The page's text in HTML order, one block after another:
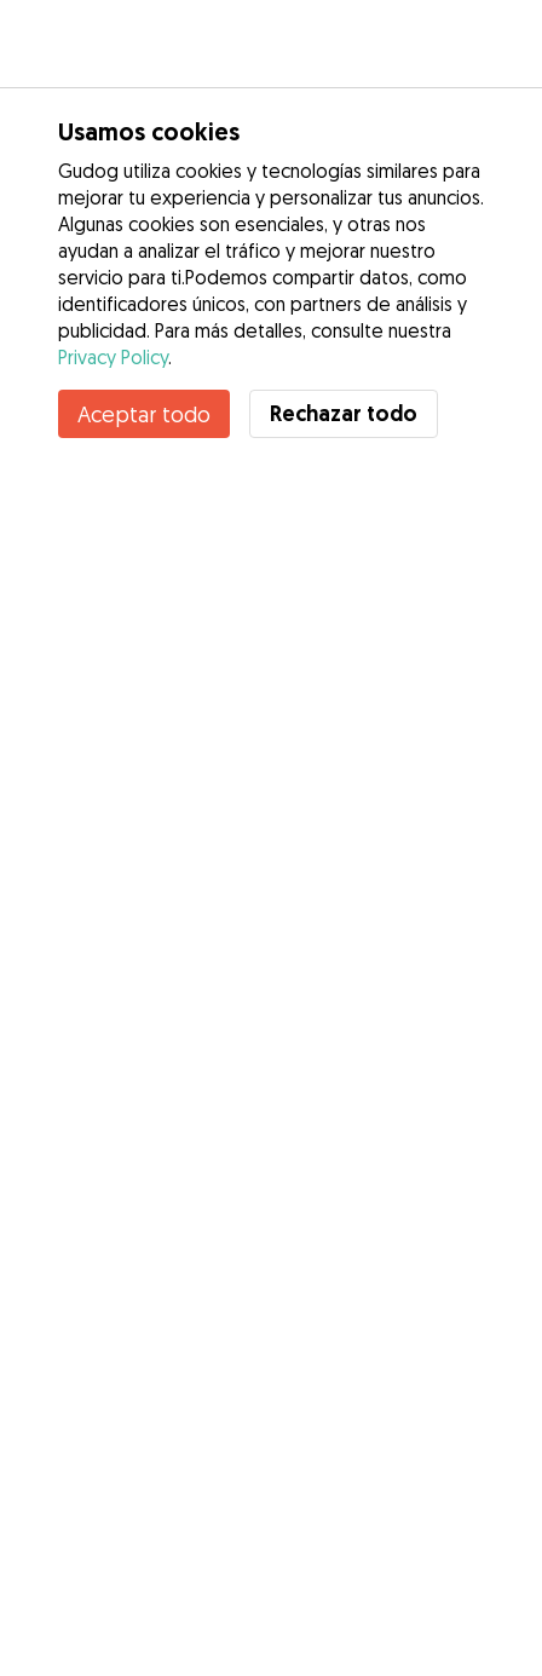
Contacta con Anaemilia
¿Conoces los Beneficios de Gudog? Ver más
Usamos cookies
Gudog utiliza cookies y tecnologías similares para
mejorar tu experiencia y personalizar tus anuncios.
Algunas cookies son esenciales, y otras nos
ayudan a analizar el tráfico y mejorar nuestro
servicio para ti.Podemos compartir datos, como
identificadores únicos, con partners de análisis y
publicidad. Para más detalles, consulte nuestra
Privacy Policy.
Aceptar todo Rechazar todo